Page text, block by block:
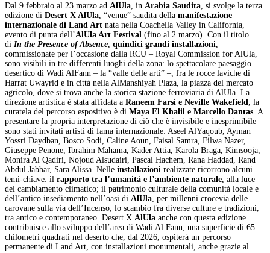
Dal 9 febbraio al 23 marzo ad AlUla , in Arabia Saudita , si svolge la terza
edizione di Desert X AlUla , “venue” saudita della manifestazione
internazionale di Land Art nata nella Coachella Valley in California,
evento di punta dell’AlUla Art Festival (fino al 2 marzo). Con il titolo
di In the Presence of Absence quindici grandi installazioni
commissionate per l’occasione dalla RCU – Royal Commission for AlUla,
sono visibili in tre differenti luoghi della zona: lo spettacolare paesaggio
desertico di Wadi AlFann – la “valle delle arti” –, fra le rocce laviche di
Harrat Uwayrid e in città nella AlManshiyah Plaza, la piazza del mercato
agricolo, dove si trova anche la storica stazione ferroviaria di AlUla. La
direzione artistica è stata affidata a Raneem Farsi e Neville Wakefield , la
curatela del percorso espositivo è di Maya El Khalil e Marcello Dantas . A
presentare la propria interpretazione di ciò che è invisibile e inesprimibile
sono stati invitati artisti di fama internazionale: Aseel AlYaqoub, Ayman
Yossri Daydban, Bosco Sodi, Caline Aoun, Faisal Samra, Filwa Nazer,
Giuseppe Penone, Ibrahim Mahama, Kader Attia, Karola Braga, Kimsooja,
Monira Al Qadiri, Nojoud Alsudairi, Pascal Hachem, Rana Haddad, Rand
Abdul Jabbar, Sara Alissa. Nelle installazioni realizzate ricorrono alcuni
temi-chiave: il rapporto tra l’umanità e l’ambiente naturale , alla luce
del cambiamento climatico; il patrimonio culturale della comunità locale e
dell’antico insediamento nell’oasi di AlUla , per millenni crocevia delle
carovane sulla via dell’Incenso; lo scambio fra diverse culture e tradizioni,
tra antico e contemporaneo. Desert X AlUla anche con questa edizione
contribuisce allo sviluppo dell’area di Wadi Al Fann, una superficie di 65
chilometri quadrati nel deserto che, dal 2026, ospiterà un percorso
permanente di Land Art, con installazioni monumentali, anche grazie al